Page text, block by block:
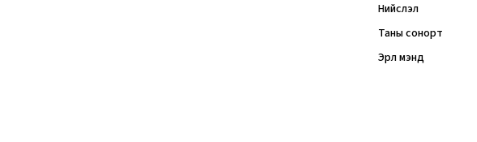
Нийслэл
Таны сонорт
Эрүүл мэнд